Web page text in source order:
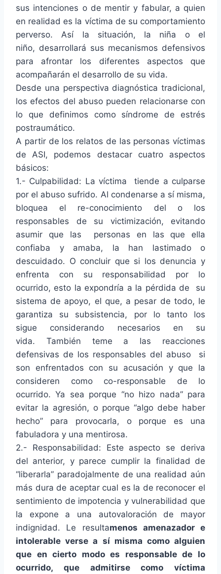
sus intenciones o de mentir y fabular, a quien
en realidad es la víctima de su comportamiento
perverso. Así la situación, la niña o el
niño, desarrollará sus mecanismos defensivos
para afrontar los diferentes aspectos que
acompañarán el desarrollo de su vida.
Desde una perspectiva diagnóstica tradicional,
los efectos del abuso pueden relacionarse con
lo que definimos como síndrome de estrés
postraumático.
A partir de los relatos de las personas víctimas
de ASI, podemos destacar cuatro aspectos
básicos:
1.- Culpabilidad: La víctima tiende a culparse
por el abuso sufrido. Al condenarse a sí misma,
bloquea el re-conocimiento del o los
responsables de su victimización, evitando
asumir que las personas en las que ella
confiaba y amaba, la han lastimado o
descuidado. O concluir que si los denuncia y
enfrenta con su responsabilidad por lo
ocurrido, esto la expondría a la pérdida de su
sistema de apoyo, el que, a pesar de todo, le
garantiza su subsistencia, por lo tanto los
sigue considerando necesarios en su
vida. También teme a las reacciones
defensivas de los responsables del abuso si
son enfrentados con su acusación y que la
consideren como co-responsable de lo
ocurrido. Ya sea porque “no hizo nada” para
evitar la agresión, o porque “algo debe haber
hecho” para provocarla, o porque es una
fabuladora y una mentirosa.
2.- Responsabilidad: Este aspecto se deriva
del anterior, y parece cumplir la finalidad de
“liberarla” paradojalmente de una realidad aún
más dura de aceptar cual es la de reconocer el
sentimiento de impotencia y vulnerabilidad que
la expone a una autovaloración de mayor
indignidad. Le resultamenos amenazador e
intolerable verse a sí misma como alguien
que en cierto modo es responsable de lo
ocurrido, que admitirse como víctima